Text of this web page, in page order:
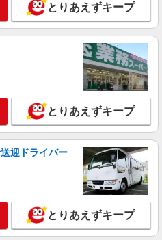
屋S.C. 新館：東京都中央区日本橋
詳細を見る
の販売・接客スタッフ
円〜215,500円 ※経験・能力に
間（3〜6ヶ月※勤務内容による）は
区銀座4-2-12 銀座クリスタルビル
詳細を見る
とりあえずキープ
とりあえずキープ
迎ドライバー
とりあえずキープ